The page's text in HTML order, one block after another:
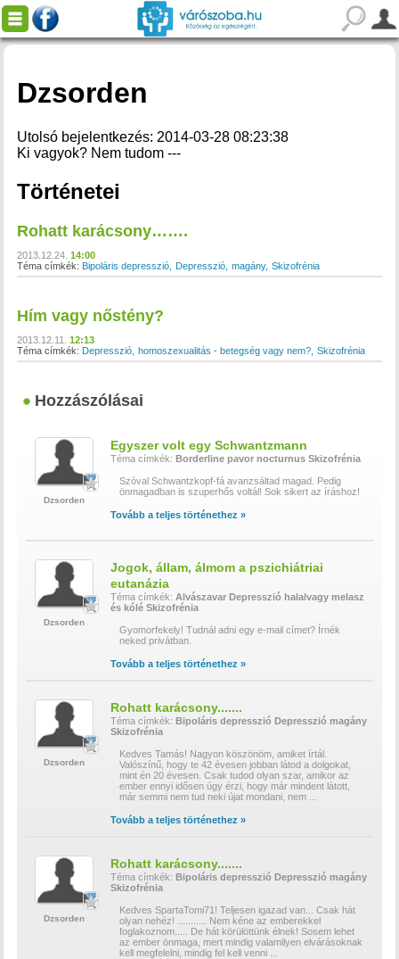
Dzsorden
Utolsó bejelentkezés: 2014-03-28 08:23:38
Ki vagyok? Nem tudom ---
Történetei
Rohatt karácsony…….
2013.12.24. 14:00
Téma címkék: Bipoláris depresszió Depresszió magány Skizofrénia
Hím vagy nőstény?
2013.12.11.
12:13
Téma címkék: Depresszió homoszexualitás - betegség vagy nem? Skizofrénia
Hozzászólásai
Dzsorden
Egyszer volt egy Schwantzmann
Téma címkék: Borderline pavor nocturnus Skizofrénia
Szóval Schwantzkopf-fá avanzsáltad magad. Pedig
önmagadban is szuperhős voltál! Sok sikert az íráshoz!
Tovább a teljes történethez »
Dzsorden
Jogok, állam, álmom a pszichiátriai
eutanázia
Téma címkék: Alvászavar Depresszió halalvagy melasz
és kólé Skizofrénia
Gyomorfekely! Tudnál adni egy e-mail címet? Írnék
neked privátban.
Tovább a teljes történethez »
Dzsorden
Rohatt karácsony.......
Téma címkék: Bipoláris depresszió Depresszió magány
Skizofrénia
Kedves Tamás! Nagyon köszönöm, amiket írtál.
Valószínű, hogy te 42 évesen jobban látod a dolgokat,
mint én 20 évesen. Csak tudod olyan szar, amikor az
ember ennyi idősen úgy érzi, hogy már mindent làtott,
már semmi nem tud neki újat mondani, nem
Tovább a teljes történethez »
Dzsorden
Rohatt karácsony.......
Téma címkék: Bipoláris depresszió Depresszió magány
Skizofrénia
Kedves SpartaTomi71! Teljesen igazad van... Csak hát
olyan nehéz! ........... Nem kéne az emberekkel
foglakoznom..... De hát körülöttünk élnek! Sosem lehet
az ember önmaga, mert mindig valamilyen elvárásoknak
kell megfelelni, mindig fel kell venni